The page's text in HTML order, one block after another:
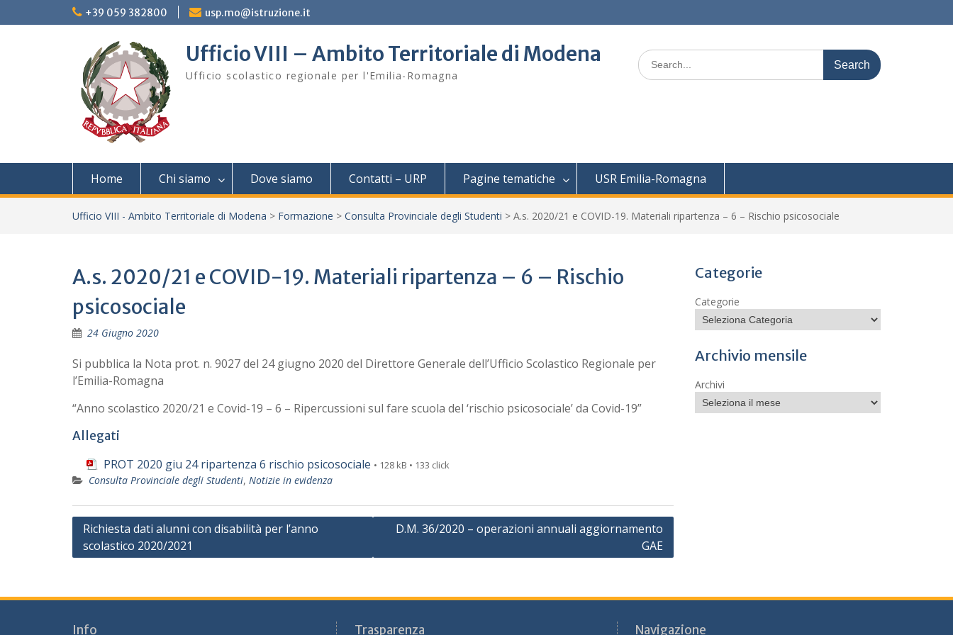
to
+39 059 382800 usp.mo@istruzione.it
Ufficio VIII – Ambito Territoriale di Modena
Ufficio scolastico regionale per l'Emilia-Romagna
Search
for:
Home Chi siamo Dove siamo Contatti – URP Pagine tematiche USR Emilia-Romagna
Ufficio VIII - Ambito Territoriale di Modena > Formazione > Consulta Provinciale degli Studenti > A.s. 2020/21 e COVID-19. Materiali ripartenza – 6 – Rischio psicosociale
A.s. 2020/21 e COVID-19. Materiali ripartenza – 6 – Rischio
psicosociale
24 Giugno 2020
Si pubblica la Nota prot. n. 9027 del 24 giugno 2020 del Direttore Generale dell’Ufficio Scolastico Regionale per
l’Emilia-Romagna
“Anno scolastico 2020/21 e Covid-19 – 6 – Ripercussioni sul fare scuola del ‘rischio psicosociale’ da Covid-19”
Allegati
PROT 2020 giu 24 ripartenza 6 rischio psicosociale • 128 kB • 133 click
Consulta Provinciale degli Studenti, Notizie in evidenza
Navigazione
articoli
Richiesta dati alunni con disabilità per l’anno
scolastico 2020/2021
D.M. 36/2020 – operazioni annuali aggiornamento
GAE
Categorie
Categorie
Archivio mensile
Archivi
Info Trasparenza Navigazione